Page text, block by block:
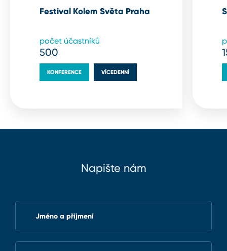
Festival Kolem Světa Praha
počet účastníků
500
KONFERENCE VÍCEDENNÍ
Napište nám
Jméno a příjmení